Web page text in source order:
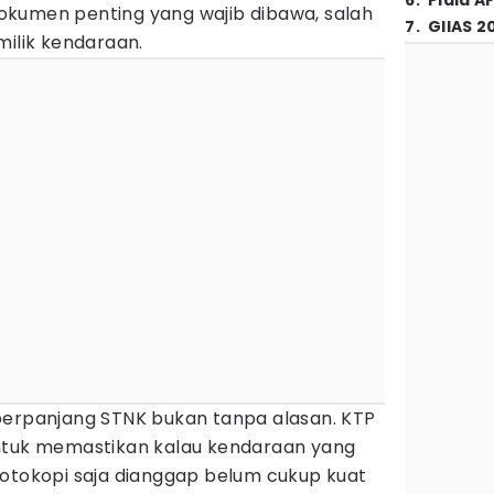
penting yang wajib dibawa, salah
kendaraan.
STNK bukan tanpa alasan. KTP
memastikan kalau kendaraan yang
saja dianggap belum cukup kuat
7. GIIAS